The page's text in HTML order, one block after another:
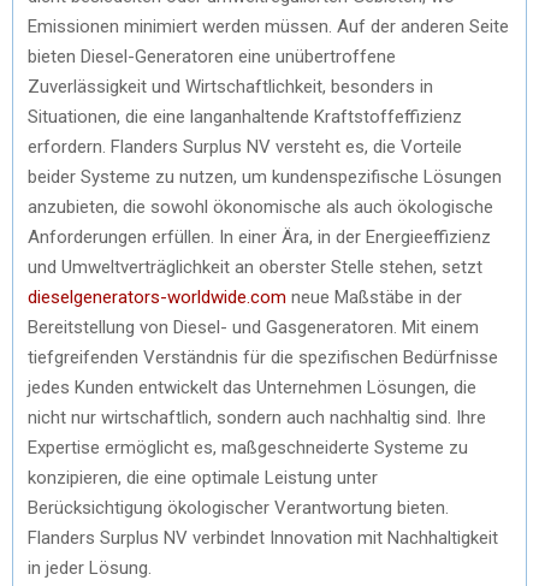
Emissionen minimiert werden müssen. Auf der anderen Seite
bieten Diesel-Generatoren eine unübertroffene
Zuverlässigkeit und Wirtschaftlichkeit, besonders in
Situationen, die eine langanhaltende Kraftstoffeffizienz
erfordern. Flanders Surplus NV versteht es, die Vorteile
beider Systeme zu nutzen, um kundenspezifische Lösungen
anzubieten, die sowohl ökonomische als auch ökologische
Anforderungen erfüllen. In einer Ära, in der Energieeffizienz
und Umweltverträglichkeit an oberster Stelle stehen, setzt
dieselgenerators-worldwide.com neue Maßstäbe in der
Bereitstellung von Diesel- und Gasgeneratoren. Mit einem
tiefgreifenden Verständnis für die spezifischen Bedürfnisse
jedes Kunden entwickelt das Unternehmen Lösungen, die
nicht nur wirtschaftlich, sondern auch nachhaltig sind. Ihre
Expertise ermöglicht es, maßgeschneiderte Systeme zu
konzipieren, die eine optimale Leistung unter
Berücksichtigung ökologischer Verantwortung bieten.
Flanders Surplus NV verbindet Innovation mit Nachhaltigkeit
in jeder Lösung.